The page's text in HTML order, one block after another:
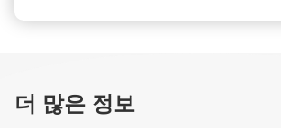
더 많은 정보